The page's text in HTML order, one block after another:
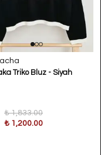
Triko Bluz - Siyah
₺ 1,833.00
₺ 1,200.00